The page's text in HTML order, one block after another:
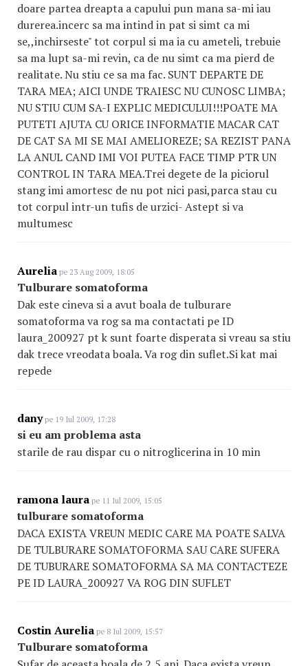
doare partea dreapta a capului pun mana sa-mi iau
durerea.incerc sa ma intind in pat si simt ca mi
se,,inchirseste" tot corpul si ma ia cu ameteli, trebuie
sa ma lupt sa-mi revin, ca de nu simt ca ma pierd de
realitate. Nu stiu ce sa ma fac. SUNT DEPARTE DE
TARA MEA; AICI UNDE TRAIESC NU CUNOSC LIMBA;
NU STIU CUM SA-I EXPLIC MEDICULUI!!!POATE MA
PUTETI AJUTA CU ORICE INFORMATIE MACAR CAT
DE CAT SA MI SE MAI AMELIOREZE; SA REZIST PANA
LA ANUL CAND IMI VOI PUTEA FACE TIMP PTR UN
CONTROL IN TARA MEA.Trei degete de la piciorul
stang imi amortesc de nu pot nici pasi,parca stau cu
tot corpul intr-un tufis de urzici- Astept si va
multumesc
Aurelia pe 23 Aug 2009, 18:05
Tulburare somatoforma
Dak este cineva si a avut boala de tulburare
somatoforma va rog sa ma contactati pe ID
laura_200927 pt k sunt foarte disperata si vreau sa stiu
dak trece vreodata boala. Va rog din suflet.Si kat mai
repede
danype 19 Iul 2009, 17:28
si eu am problema asta
starile de rau dispar cu o nitroglicerina in 10 min
ramona laura pe 11 Iul 2009, 15:05
tulburare somatoforma
DACA EXISTA VREUN MEDIC CARE MA POATE SALVA
DE TULBURARE SOMATOFORMA SAU CARE SUFERA
DE TUBURARE SOMATOFORMA SA MA CONTACTEZE
PE ID LAURA_200927 VA ROG DIN SUFLET
Costin Aurelia pe 8 Iul 2009, 15:57
Tulburare somatoforma